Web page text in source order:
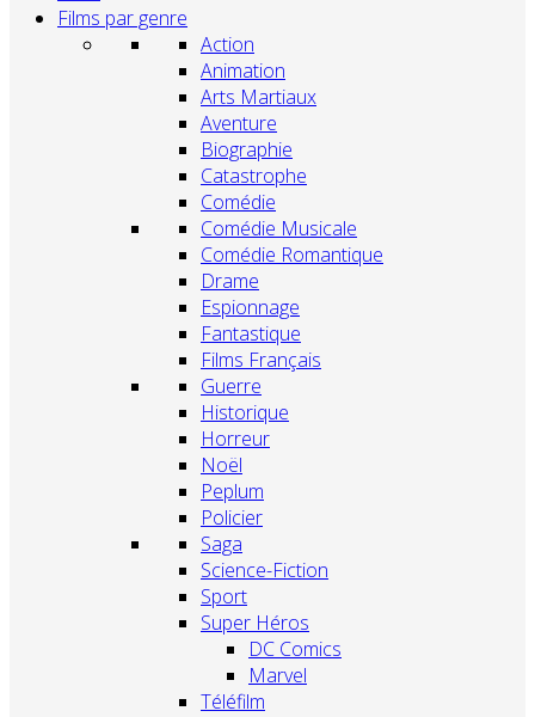
Films par genre
Action
Animation
Arts Martiaux
Aventure
Biographie
Catastrophe
Comédie
Comédie Musicale
Comédie Romantique
Drame
Espionnage
Fantastique
Films Français
Guerre
Historique
Horreur
Noël
Peplum
Policier
Saga
Science-Fiction
Sport
Super Héros
DC Comics
Marvel
Téléfilm